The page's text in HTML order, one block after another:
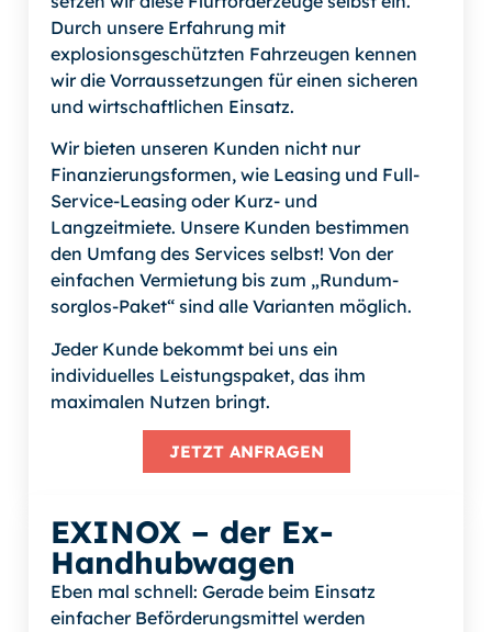
Durch unsere Erfahrung mit
explosionsgeschützten Fahrzeugen kennen
wir die Vorraussetzungen für einen sicheren
und wirtschaftlichen Einsatz.
Wir bieten unseren Kunden nicht nur
Finanzierungsformen, wie Leasing und Full-
Service-Leasing oder Kurz- und
Langzeitmiete. Unsere Kunden bestimmen
den Umfang des Services selbst! Von der
einfachen Vermietung bis zum „Rundum-
sorglos-Paket“ sind alle Varianten möglich.
Jeder Kunde bekommt bei uns ein
individuelles Leistungspaket, das ihm
maximalen Nutzen bringt.
JETZT ANFRAGEN
EXINOX – der Ex-
Handhubwagen
Eben mal schnell: Gerade beim Einsatz
einfacher Beförderungsmittel werden